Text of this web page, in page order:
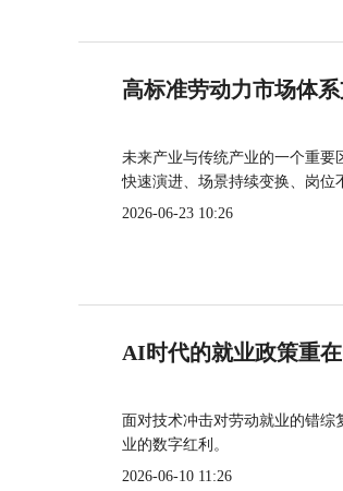
高标准劳动力市场体
未来产业与传统产业的一个重要
快速演进、场景持续变换、岗位
2026-06-23 10:26
AI时代的就业政策重
面对技术冲击对劳动就业的错
业的数字红利。
2026-06-10 11:26